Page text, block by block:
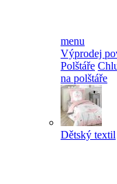
menu
Výprodej
Polštáře
na polštáře
Dětský textil